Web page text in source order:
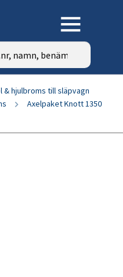
& hjulbroms till släpvagn
Axelpaket Knott 1350